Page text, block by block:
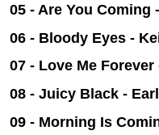
05 - Are You Coming
06 - Bloody Eyes -
07 - Love Me Forever
08 - Juicy Black -
09 - Morning Is